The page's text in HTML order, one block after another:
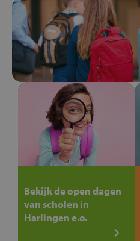
Bekijk de open dagen
van scholen in
Harlingen e.o.